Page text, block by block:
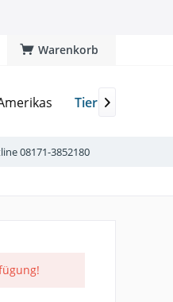
Warenkorb
Tierkinder

08171-3852180